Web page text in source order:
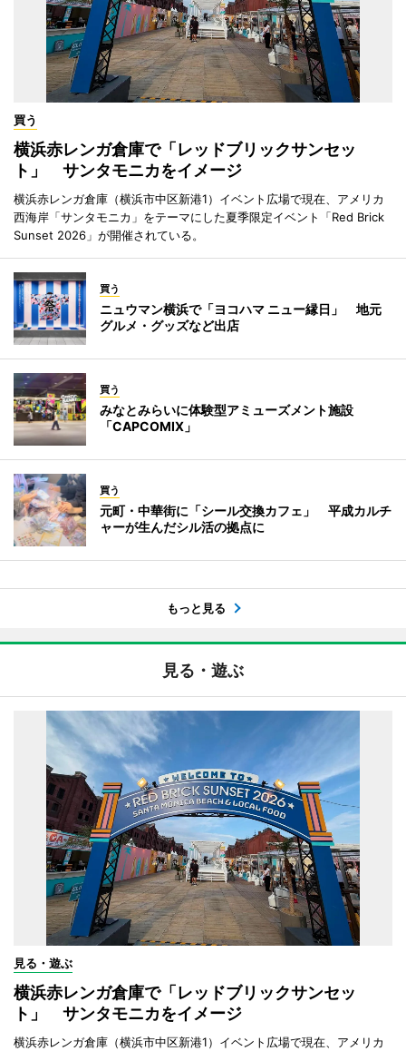
買う
横浜赤レンガ倉庫で「レッドブリックサンセッ
ト」 サンタモニカをイメージ
横浜赤レンガ倉庫（横浜市中区新港1）イベント広場で現在、アメリカ
西海岸「サンタモニカ」をテーマにした夏季限定イベント「Red Brick
Sunset 2026」が開催されている。
買う
ニュウマン横浜で「ヨコハマ ニュー縁日」 地元
グルメ・グッズなど出店
買う
みなとみらいに体験型アミューズメント施設
「CAPCOMIX」
買う
元町・中華街に「シール交換カフェ」 平成カルチ
ャーが生んだシル活の拠点に
もっと見る
見る・遊ぶ
見る・遊ぶ
横浜赤レンガ倉庫で「レッドブリックサンセッ
ト」 サンタモニカをイメージ
横浜赤レンガ倉庫（横浜市中区新港1）イベント広場で現在、アメリカ